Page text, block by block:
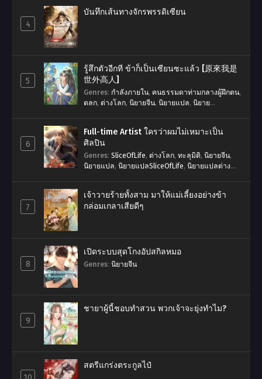
4
บันทึกเส้นทางจักรพรรดิเซียน
5
รู้สึกตัวอีกที ข้าก็เป็นเซียนซะแล้ว [原來我是
世外高人]
Genres: กำลังภายใน, คนธรรมดาท่ามกลางผู้ฝึกตน,
ตลก, ต่างโลก, นิยายจีน, นิยายแปล, นิยาย
6
Full-time Artist ใครว่าผมไม่เหมาะเป็น
ศิลปิน
Genres: SliceOfLife, ต่างโลก, ทะลุมิติ, นิยายจีน,
นิยายแปล, นิยายแปลSliceOfLife, นิยายแปลต่าง
ผมไม่เหมาะเป็นศิลปิน ,ไม่มีนางเอก,ไม่วาย
7
เจ้าวายร้ายทั้งสาม มาให้แม่เลี้ยงอย่างข้า
กล่อมเกลาเสียดีๆ
8
เปิดระบบสุดโกงอัปสกิลหมอ
Genres: นิยายจีน
9
ชายาผู้นี้ชอบทำสวน พวกเจ้าจะยุ่งทำไม?
สตรีแกร่งตระกูลไป๋